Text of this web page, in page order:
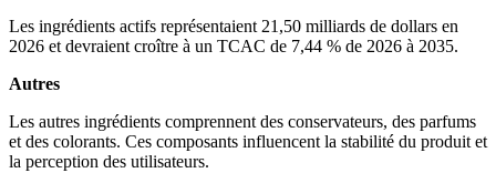
Les ingrédients actifs représentaient 21,50 milliards de dollars en
2026 et devraient croître à un TCAC de 7,44 % de 2026 à 2035.
Autres
Les autres ingrédients comprennent des conservateurs, des parfums
et des colorants. Ces composants influencent la stabilité du produit et
la perception des utilisateurs.